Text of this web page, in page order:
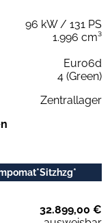
96 kW / 131 PS
1.996 cm³
Euro6d
4 (Green)
Zentrallager
32.899,00 €